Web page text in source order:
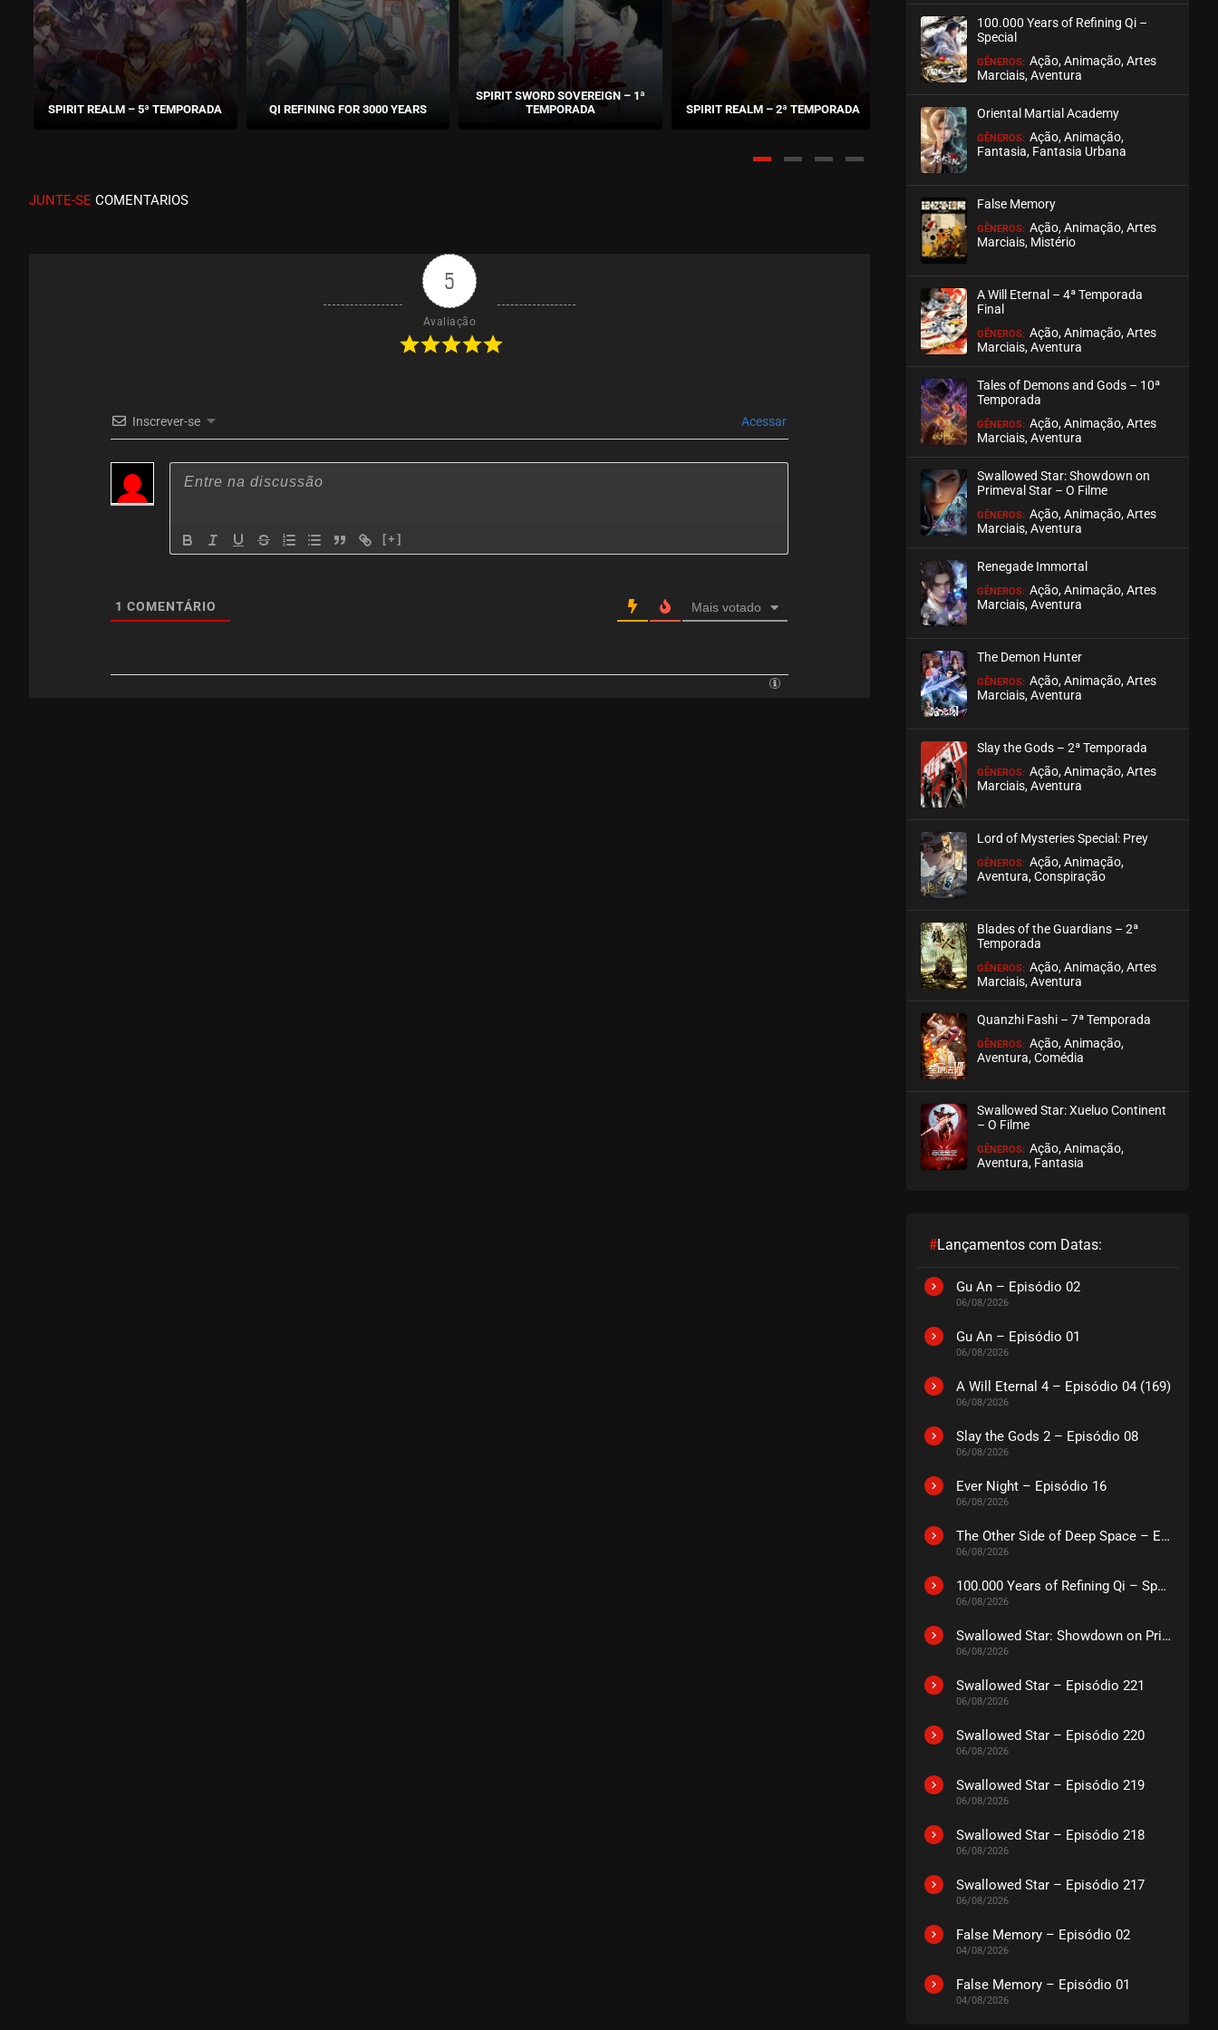
ASSISTIDO
ASSISTIDO
EPISÓDIO 27 E 28
ASSISTIDO
ASSISTIDO
ASSISTIDO
EPISÓDIO 21 E 22
ASSISTIDO
EPISÓDIO 19 E 20
EPISÓDIO 17 E 18
EPISÓDIO 07 E 08
SPIRIT REALM – 5ª TEMPORADA QI REFINING FOR 3000 YEARS
SPIRIT SWORD SOVEREIGN – 1ª
TEMPORADA
SPIRIT REALM – 2ª TEMPORADA
THOUSANDS – 4ª TEMPORADA
JUNTE-SE COMENTARIOS
5
Avaliação
Inscrever-se Acessar
[+]
1 COMENTÁRIO Mais votado
100.000 Years of Refining Qi –
Special
GÊNEROS: Ação, Animação, Artes
Marciais, Aventura
Oriental Martial Academy
GÊNEROS: Ação, Animação,
Fantasia, Fantasia Urbana
False Memory
GÊNEROS: Ação, Animação, Artes
Marciais, Mistério
A Will Eternal – 4ª Temporada
Final
GÊNEROS: Ação, Animação, Artes
Marciais, Aventura
Tales of Demons and Gods – 10ª
Temporada
GÊNEROS: Ação, Animação, Artes
Marciais, Aventura
Swallowed Star: Showdown on
Primeval Star – O Filme
GÊNEROS: Ação, Animação, Artes
Marciais, Aventura
Renegade Immortal
GÊNEROS: Ação, Animação, Artes
Marciais, Aventura
The Demon Hunter
GÊNEROS: Ação, Animação, Artes
Marciais, Aventura
Slay the Gods – 2ª Temporada
GÊNEROS: Ação, Animação, Artes
Marciais, Aventura
Lord of Mysteries Special: Prey
GÊNEROS: Ação, Animação,
Aventura, Conspiração
Blades of the Guardians – 2ª
Temporada
GÊNEROS: Ação, Animação, Artes
Marciais, Aventura
Quanzhi Fashi – 7ª Temporada
GÊNEROS: Ação, Animação,
Aventura, Comédia
Swallowed Star: Xueluo Continent
– O Filme
GÊNEROS: Ação, Animação,
Aventura, Fantasia
#Lançamentos com Datas:
Gu An – Episódio 02
06/08/2026
Gu An – Episódio 01
06/08/2026
A Will Eternal 4 – Episódio 04 (169)
06/08/2026
Slay the Gods 2 – Episódio 08
06/08/2026
Ever Night – Episódio 16
06/08/2026
The Other Side of Deep Space – Episódio 14
06/08/2026
100.000 Years of Refining Qi – Special
06/08/2026
Swallowed Star: Showdown on Primeval Star – O Filme
06/08/2026
Swallowed Star – Episódio 221
06/08/2026
Swallowed Star – Episódio 220
06/08/2026
Swallowed Star – Episódio 219
06/08/2026
Swallowed Star – Episódio 218
06/08/2026
Swallowed Star – Episódio 217
06/08/2026
False Memory – Episódio 02
04/08/2026
False Memory – Episódio 01
04/08/2026